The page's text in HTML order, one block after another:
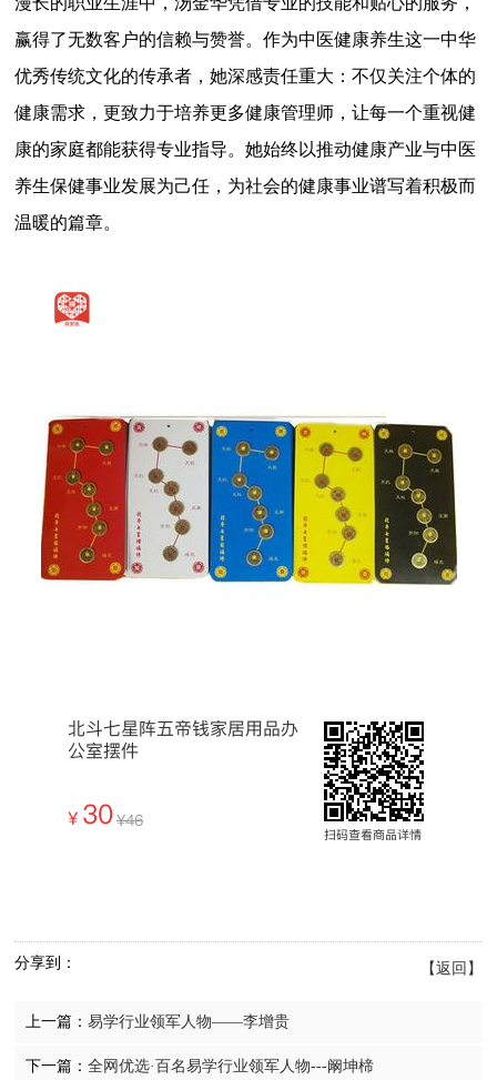
赢得了无数客户的信赖与赞誉。作为中医健康养生这一中华
优秀传统文化的传承者，她深感责任重大：不仅关注个体的
健康需求，更致力于培养更多健康管理师，让每一个重视健
康的家庭都能获得专业指导。她始终以推动健康产业与中医
养生保健事业发展为己任，为社会的健康事业谱写着积极而
温暖的篇章。
分享到： 【返回】
上一篇：易学行业领军人物——李增贵
下一篇：全网优选·百名易学行业领军人物---阚坤楴